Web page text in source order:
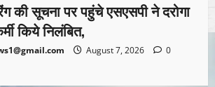
की सूचना पर पहुंचे एसएसपी ने दरोगा
किये निलंबित,
August 7, 2026
0